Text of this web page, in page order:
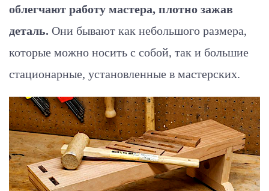
облегчают работу мастера, плотно зажав
деталь. Они бывают как небольшого размера,
которые можно носить с собой, так и большие
стационарные, установленные в мастерских.